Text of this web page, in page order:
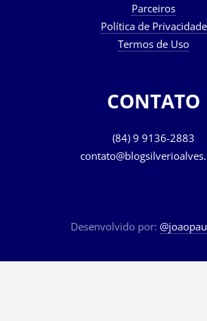
Parceiros
Política de Privacidade
Termos de Uso
CONTATO
(84) 9 9136-2883
Desenvolvido por: